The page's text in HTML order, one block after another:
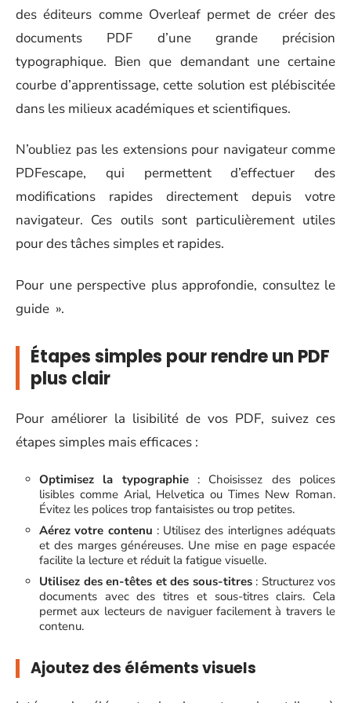
des éditeurs comme Overleaf permet de créer des
documents PDF d’une grande précision
typographique. Bien que demandant une certaine
courbe d’apprentissage, cette solution est plébiscitée
dans les milieux académiques et scientifiques.
N’oubliez pas les extensions pour navigateur comme
PDFescape, qui permettent d’effectuer des
modifications rapides directement depuis votre
navigateur. Ces outils sont particulièrement utiles
pour des tâches simples et rapides.
Pour une perspective plus approfondie, consultez le
guide ».
Étapes simples pour rendre un PDF
plus clair
Pour améliorer la lisibilité de vos PDF, suivez ces
étapes simples mais efficaces :
Optimisez la typographie: Choisissez des polices
lisibles comme Arial, Helvetica ou Times New Roman.
Évitez les polices trop fantaisistes ou trop petites.
Aérez votre contenu : Utilisez des interlignes adéquats
et des marges généreuses. Une mise en page espacée
facilite la lecture et réduit la fatigue visuelle.
Utilisez des en-têtes et des sous-titres: Structurez vos
documents avec des titres et sous-titres clairs. Cela
permet aux lecteurs de naviguer facilement à travers le
contenu.
Ajoutez des éléments visuels